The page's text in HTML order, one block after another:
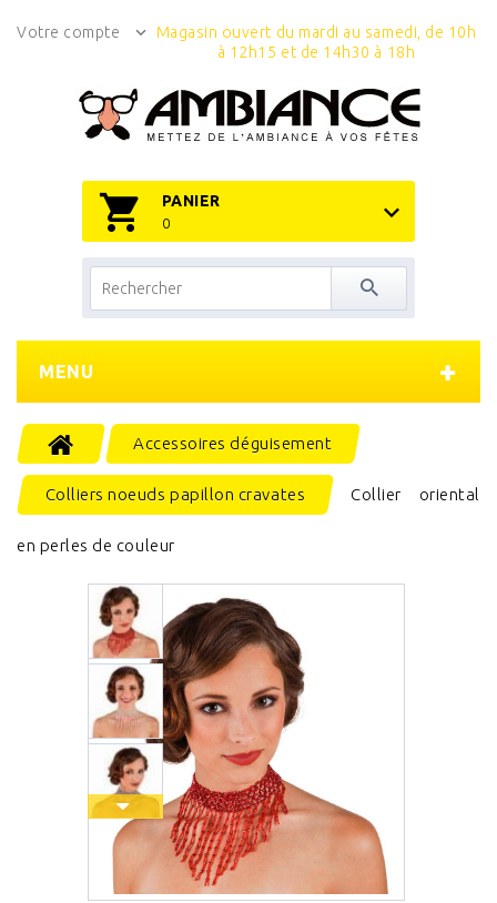
Votre compte
Magasin ouvert du mardi au samedi, de 10h
à 12h15 et de 14h30 à 18h
PANIER
0
MENU
Accessoires déguisement
Colliers noeuds papillon cravates Collier oriental
en perles de couleur